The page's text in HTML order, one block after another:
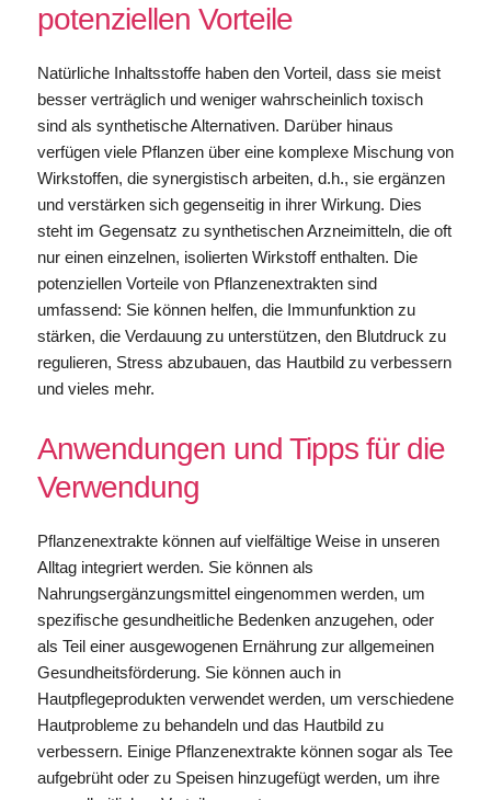
potenziellen Vorteile
Natürliche Inhaltsstoffe haben den Vorteil, dass sie meist
besser verträglich und weniger wahrscheinlich toxisch
sind als synthetische Alternativen. Darüber hinaus
verfügen viele Pflanzen über eine komplexe Mischung von
Wirkstoffen, die synergistisch arbeiten, d.h., sie ergänzen
und verstärken sich gegenseitig in ihrer Wirkung. Dies
steht im Gegensatz zu synthetischen Arzneimitteln, die oft
nur einen einzelnen, isolierten Wirkstoff enthalten. Die
potenziellen Vorteile von Pflanzenextrakten sind
umfassend: Sie können helfen, die Immunfunktion zu
stärken, die Verdauung zu unterstützen, den Blutdruck zu
regulieren, Stress abzubauen, das Hautbild zu verbessern
und vieles mehr.
Anwendungen und Tipps für die
Verwendung
Pflanzenextrakte können auf vielfältige Weise in unseren
Alltag integriert werden. Sie können als
Nahrungsergänzungsmittel eingenommen werden, um
spezifische gesundheitliche Bedenken anzugehen, oder
als Teil einer ausgewogenen Ernährung zur allgemeinen
Gesundheitsförderung. Sie können auch in
Hautpflegeprodukten verwendet werden, um verschiedene
Hautprobleme zu behandeln und das Hautbild zu
verbessern. Einige Pflanzenextrakte können sogar als Tee
aufgebrüht oder zu Speisen hinzugefügt werden, um ihre